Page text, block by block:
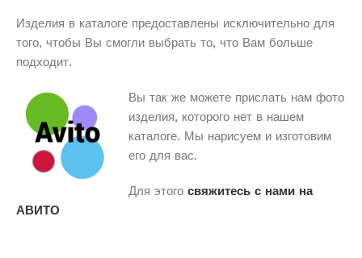
Изделия в каталоге предоставлены исключительно для
того, чтобы Вы смогли выбрать то, что Вам больше
подходит.
Вы так же можете прислать нам фото
изделия, которого нет в нашем
каталоге. Мы нарисуем и изготовим
его для вас.
Для этого свяжитесь с нами на
АВИТО